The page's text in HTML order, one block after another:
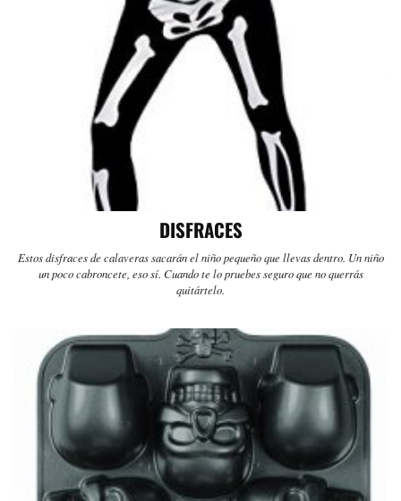
DISFRACES
Estos disfraces de calaveras sacarán el niño pequeño que llevas dentro. Un niño
un poco cabroncete, eso sí. Cuando te lo pruebes seguro que no querrás
quitártelo.